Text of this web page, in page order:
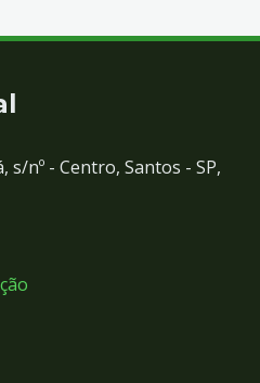
s/nº - Centro, Santos - SP,